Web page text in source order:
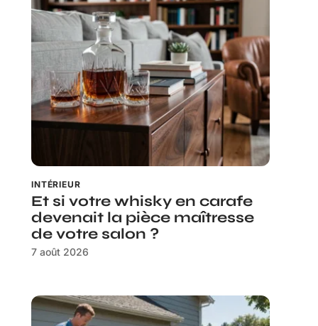
INTÉRIEUR
Et si votre whisky en carafe
devenait la pièce maîtresse
de votre salon ?
7 août 2026